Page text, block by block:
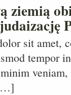
ziemią
sit amet,
tempor